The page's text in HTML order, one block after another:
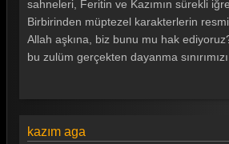
sahneleri, Feritin ve Kazımın sürekli
Birbirinden müptezel karakterlerin
Allah aşkına, biz bunu mu hak
bu zulüm gerçekten dayanma
kazım aga